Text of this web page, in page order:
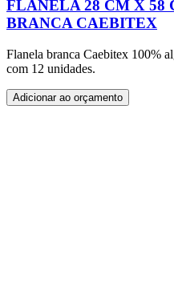
FLANELA 28 CM X 58
BRANCA CAEBITEX
Flanela branca Caebitex 100%
com 12 unidades.
Adicionar ao orçamento